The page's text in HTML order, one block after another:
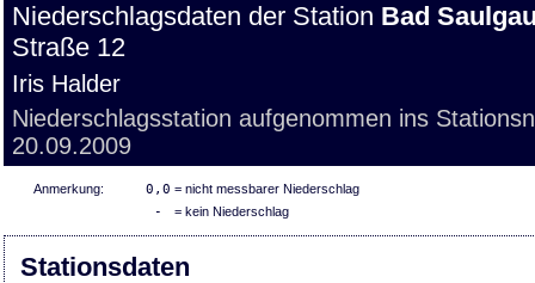
Niederschlagsdaten der Station Bad
Straße 12
Iris Halder
Niederschlagsstation aufgenommen ins
20.09.2009
Anmerkung: 0,0 = nicht messbarer Niederschlag
- = kein Niederschlag
Stationsdaten